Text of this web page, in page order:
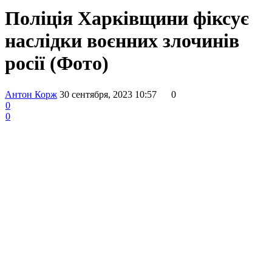
Поліція Харківщини фіксує
наслідки воєнних злочинів
росії (Фото)
Антон Корж 30 сентября, 2023 10:57
0
0
0